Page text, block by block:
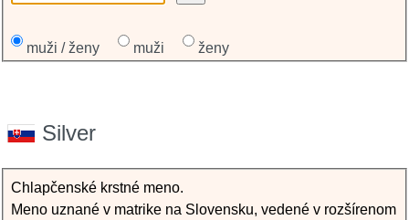
muži / ženy muži ženy
Silver
Chlapčenské krstné meno.
Meno uznané v matrike na Slovensku, vedené v rozšírenom